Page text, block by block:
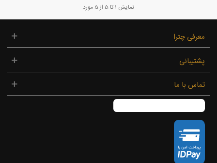
نمایش 1تا 5 از 5 مورد
معرفی چترا
پشتیبانی
تماس با ما